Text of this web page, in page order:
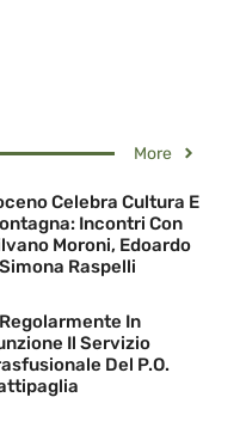
More
Celebra Cultura E
Incontri Con
Moroni, Edoardo
Raspelli
In
Il Servizio
Del P.O.